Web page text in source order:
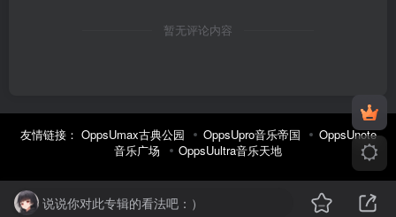
暂无评论内容
友情链接： OppsUmax古典公园 OppsUpro音乐帝国
OppsUnote
音乐广场
OppsUultra音乐天地
说说你对此专辑的看法吧：）